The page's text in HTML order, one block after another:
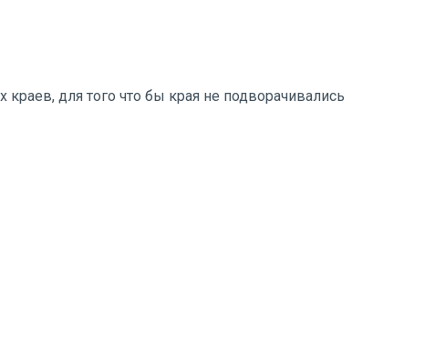
для того что бы края не подворачивались